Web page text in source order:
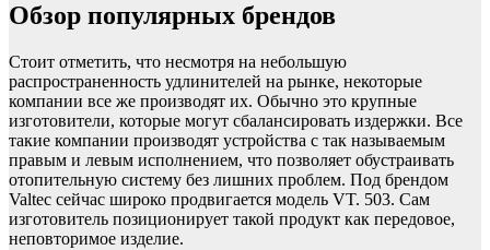
Обзор популярных брендов
Стоит отметить, что несмотря на небольшую
распространенность удлинителей на рынке, некоторые
компании все же производят их. Обычно это крупные
изготовители, которые могут сбалансировать издержки. Все
такие компании производят устройства с так называемым
правым и левым исполнением, что позволяет обустраивать
отопительную систему без лишних проблем. Под брендом
Valtec сейчас широко продвигается модель VT. 503. Сам
изготовитель позиционирует такой продукт как передовое,
неповторимое изделие.